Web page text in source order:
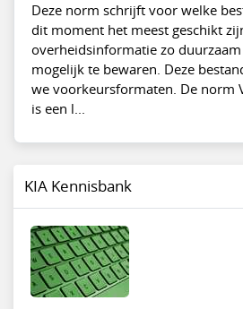
Deze norm schrijft voor welke
dit moment het meest geschikt
overheidsinformatie zo
mogelijk te bewaren. Deze
we voorkeursformaten. De norm
is een l...
KIA Kennisbank